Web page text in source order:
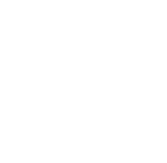
D GRAN COUPÉ
83TKM !